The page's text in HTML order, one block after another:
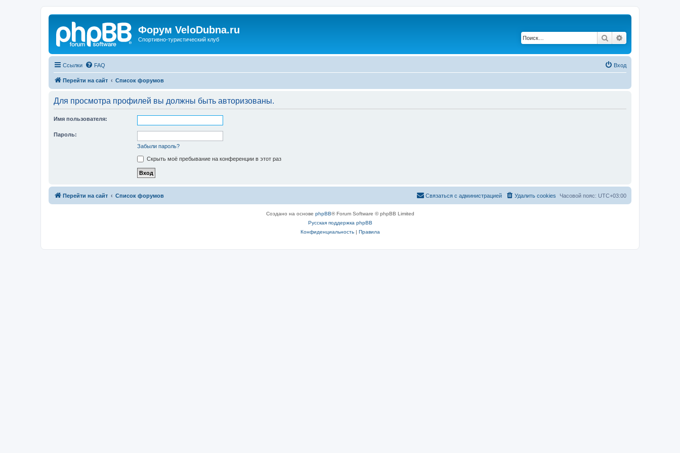
Форум VeloDubna.ru
Спортивно-туристический клуб Поиск
Ссылки FAQ Вход
Перейти на сайт Список форумов
Для просмотра профилей вы должны быть авторизованы.
Имя пользователя:
Пароль:
Забыли пароль?
Скрыть моё пребывание на конференции в этот раз
Перейти на сайт Список форумов Часовой пояс: UTC+03:00
Удалить cookies
Связаться с администрацией
Создано на основе phpBB® Forum Software © phpBB Limited
Русская поддержка phpBB
Конфиденциальность| Правила